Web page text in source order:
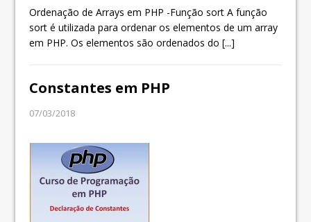
Ordenação de Arrays em PHP -Função sort A função
sort é utilizada para ordenar os elementos de um array
em PHP. Os elementos são ordenados do[...]
Constantes em PHP
07/03/2018